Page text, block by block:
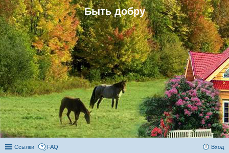
Быть добру
Ссылки FAQ Вход